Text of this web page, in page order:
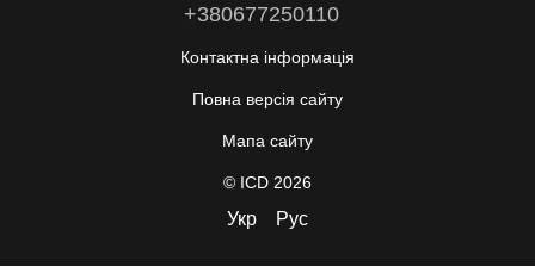
+380677250110
Контактна інформація
Повна версія сайту
Мапа сайту
© ICD 2026
Укр Рус